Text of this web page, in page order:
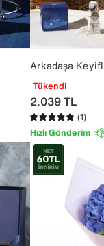
Arkadaşa
Tükendi
2.039TL
(1)
Hızlı Gönderim